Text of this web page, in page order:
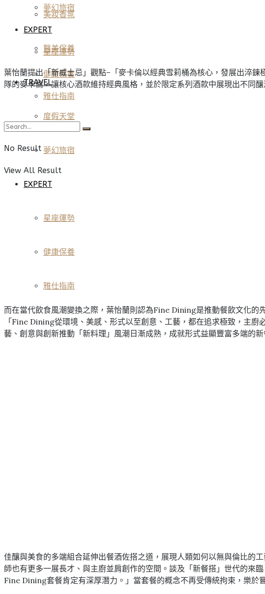
美妝香氛
醫美保養
TRAVEL
度假天堂
夢幻旅宿
EXPERT
星座運勢
健康保養
雅仕指南
夢幻旅宿
EXPERT
星座運勢
健康保養
雅仕指南
No Result
View All Result
葉怡蘭提出「新威士忌」觀點–「麥卡倫以經典雪莉桶為核心，發展出淬
隊的麥卡倫，讓核心酒款維持經典風格，並於限定系列酒款中展現出不同
而在當代飲食風潮變換之際，葉怡蘭則認為Fine Dining是推動餐飲文化
「Fine Dining從環境、美感、形式以至創意、工藝，都在追求極致，主
藝、創意與創新推動「新料理」風潮日漸成熟，成就形式益顯豐富多端的新
佳釀與美食的多端組合延伸出餐酒佐搭之道，展現人類如何以無與倫比的
師也有更多一展長才、與主廚並肩創作的空間。談及「新餐搭」世代的來
Fine Dining套餐肯定有深厚潛力。」當套餐的概念不再受傳統拘束，樂於